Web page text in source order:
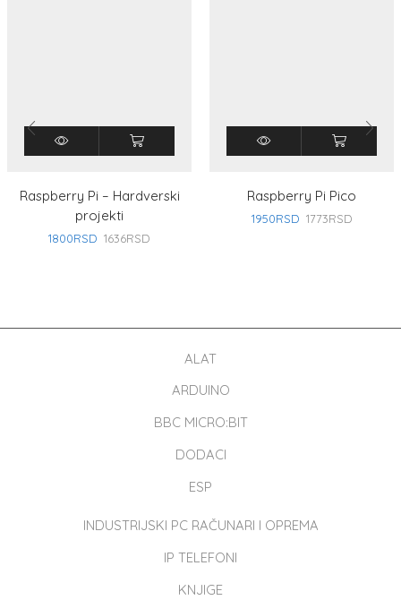
Raspberry Pi – Hardverski
projekti
1800RSD 1636RSD
Raspberry Pi Pico
1950RSD 1773RSD
ALAT
ARDUINO
BBC MICRO:BIT
DODACI
ESP
INDUSTRIJSKI PC RAČUNARI I OPREMA
IP TELEFONI
KNJIGE